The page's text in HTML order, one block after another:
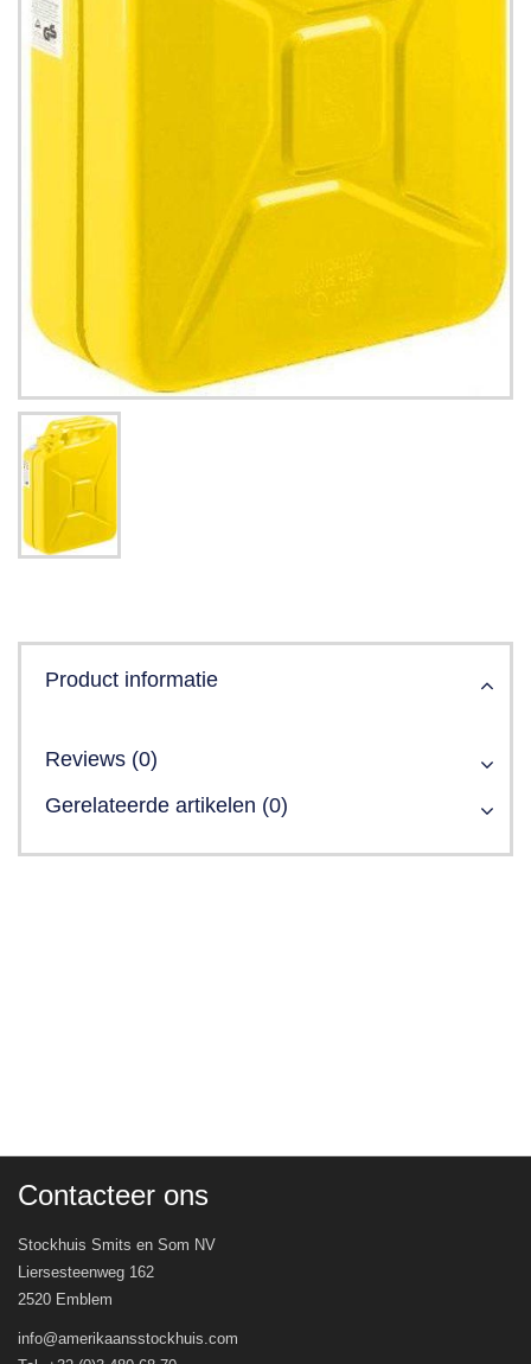
Product informatie
Reviews (0)
Gerelateerde artikelen (0)
Contacteer ons
Stockhuis Smits en Som NV
Liersesteenweg 162
2520 Emblem
info@amerikaansstockhuis.com